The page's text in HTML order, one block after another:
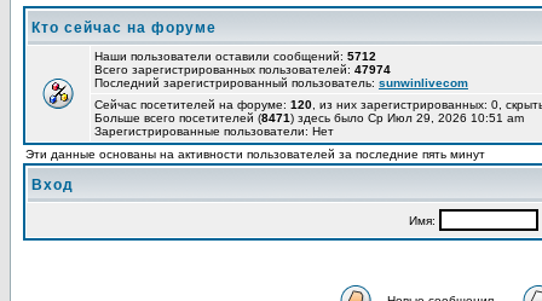
Кто сейчас на форуме
Наши пользователи оставили сообщений: 5712
Всего зарегистрированных пользователей: 47974
Последний зарегистрированный пользователь: sunwinlivecom
Сейчас посетителей на форуме: 120 , из них зарегистрированных: 0,
Больше всего посетителей (8471) здесь было Ср Июл 29, 2026 10:51 am
Зарегистрированные пользователи: Нет
Эти данные основаны на активности пользователей за последние пять минут
Вход
Имя: